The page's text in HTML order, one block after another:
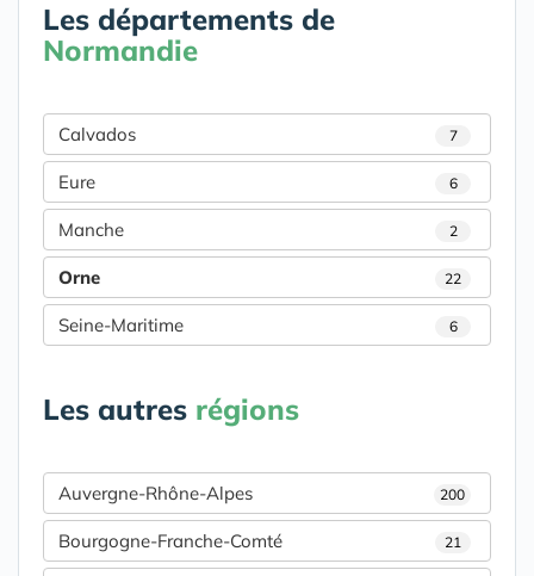
Les départements de
Normandie
Calvados 7
Eure 6
Manche 2
Orne 22
Seine-Maritime 6
Les autres régions
Auvergne-Rhône-Alpes 200
Bourgogne-Franche-Comté 21